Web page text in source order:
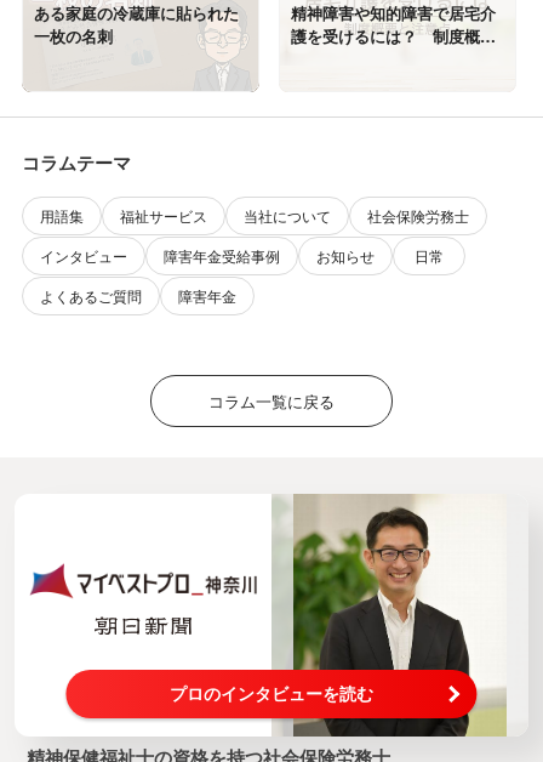
ある家庭の冷蔵庫に貼られた
一枚の名刺
精神障害や知的障害で居宅介
護を受けるには？ 制度概要
コラムテーマ
用語集 福祉サービス 当社について
社会保険労務士
インタビュー
障害年金受給事例 お知らせ
日常
よくあるご質問
障害年金
コラム一覧に戻る
プロのインタビューを読む